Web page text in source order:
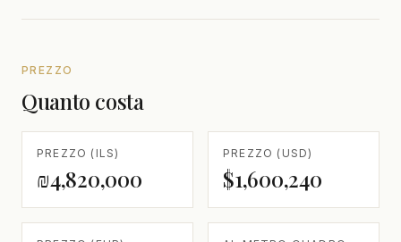
PREZZO
Quanto costa
PREZZO (ILS)
₪4,820,000
PREZZO (USD)
$1,600,240